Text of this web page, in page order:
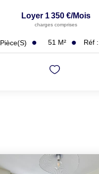
Loyer 1 350 €/mois
charges comprises
Pièce(s) 51 M² Réf :